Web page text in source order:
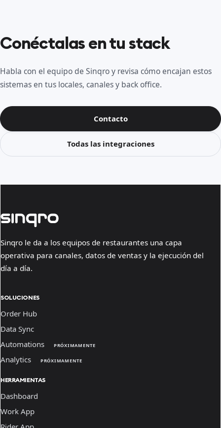
Conéctalas en tu stack
Habla con el equipo de Sinqro y revisa cómo encajan estos
sistemas en tus locales, canales y back office.
Contacto
Todas las integraciones
Sinqro le da a los equipos de restaurantes una capa
operativa para canales, datos de ventas y la ejecución del
día a día.
SOLUCIONES
Order Hub
Data Sync
Automations
PRÓXIMAMENTE
Analytics PRÓXIMAMENTE
HERRAMIENTAS
Dashboard
Work App